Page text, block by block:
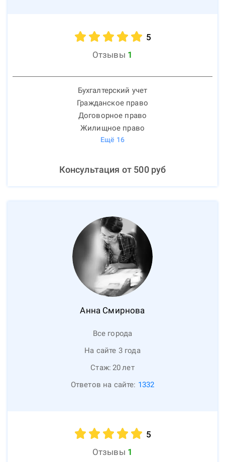
5
Отзывы 1
Бухгалтерский учет
Гражданское право
Договорное право
Жилищное право
Ещё 16
Консультация от 500руб
Анна Смирнова
Все города
На сайте 3 года
Стаж: 20лет
Ответов на сайте: 1332
5
Отзывы 1